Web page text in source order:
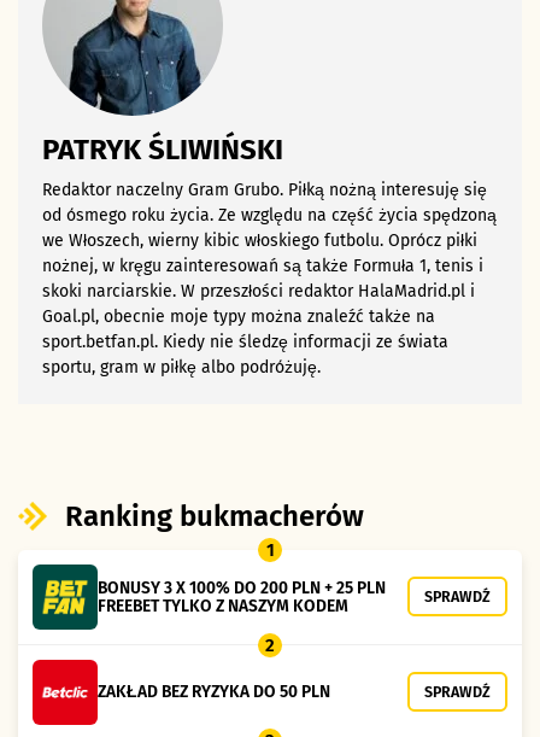
PATRYK ŚLIWIŃSKI
Redaktor naczelny Gram Grubo. Piłką nożną interesuję się
od ósmego roku życia. Ze względu na część życia spędzoną
we Włoszech, wierny kibic włoskiego futbolu. Oprócz piłki
nożnej, w kręgu zainteresowań są także Formuła 1, tenis i
skoki narciarskie. W przeszłości redaktor HalaMadrid.pl i
Goal.pl, obecnie moje typy można znaleźć także na
sport.betfan.pl. Kiedy nie śledzę informacji ze świata
sportu, gram w piłkę albo podróżuję.
Ranking bukmacherów
1
BONUSY 3 X 100% DO 200 PLN + 25 PLN
FREEBET TYLKO Z NASZYM KODEM
SPRAWDŹ
2
ZAKŁAD BEZ RYZYKA DO 50 PLN SPRAWDŹ